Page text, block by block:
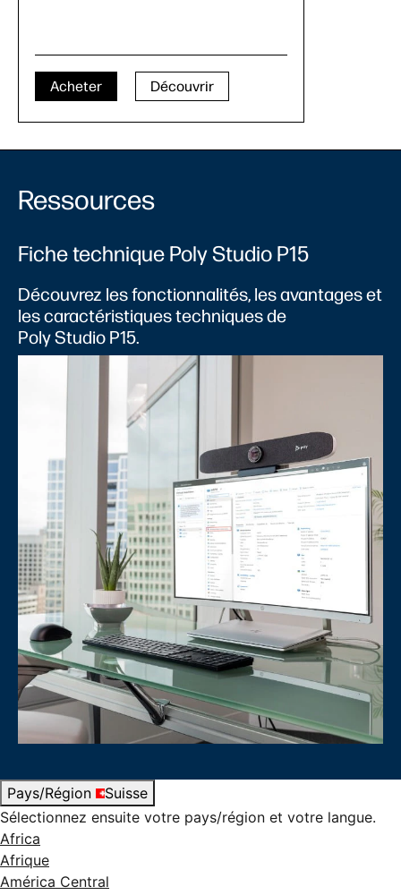
Acheter Découvrir
Ressources
Fiche technique Poly Studio P15
Découvrez les fonctionnalités, les avantages et
les caractéristiques techniques de
Poly Studio P15.
Pays/Région
Suisse
Sélectionnez ensuite votre pays/région et votre langue.
Africa
Afrique
América Central